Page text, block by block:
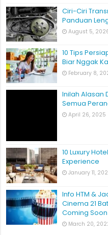
March 20,
Ciri-Ciri
August 5,
10 Tips
February 8,
Inilah Alasan
10 Luxury
Experience
January 11,
Info HTM &
Cinema 21
Coming Soon
March 20,